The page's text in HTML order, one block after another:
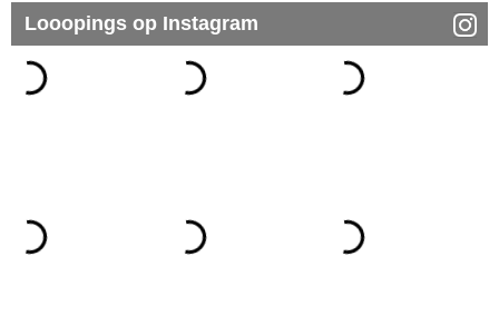
Looopings op Instagram